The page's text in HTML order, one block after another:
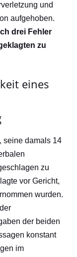
und
aufgehoben.
drei Fehler
zu
eines
seine damals 14
zu
vor Gericht,
wurden.
der beiden
konstant
im